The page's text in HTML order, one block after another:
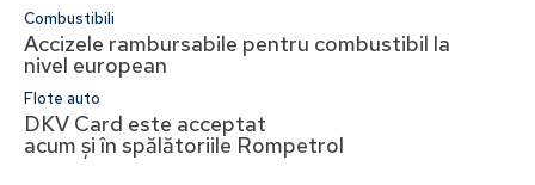
Combustibili
Accizele rambursabile pentru combustibil la
nivel european
Flote auto
DKV Card este acceptat
acum și în spălătoriile Rompetrol